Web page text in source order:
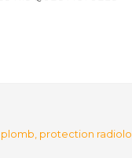
protection